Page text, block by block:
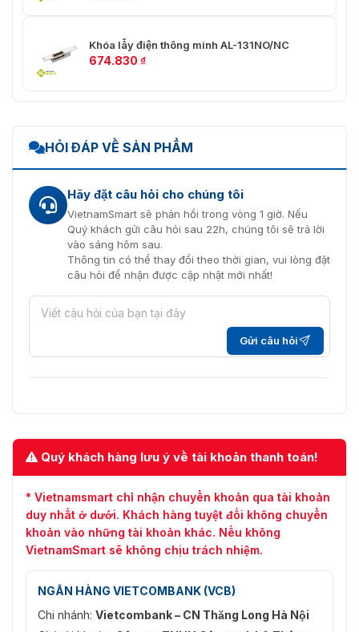
Khóa lẫy điện thông minh AL-131NO/NC
674.830 ₫
HỎI ĐÁP VỀ SẢN PHẨM
Hãy đặt câu hỏi cho chúng tôi
VietnamSmart sẽ phản hồi trong vòng 1 giờ. Nếu
Quý khách gửi câu hỏi sau 22h, chúng tôi sẽ trả lời
vào sáng hôm sau.
Thông tin có thể thay đổi theo thời gian, vui lòng đặt
câu hỏi để nhận được cập nhật mới nhất!
Gửi câu hỏi
Quý khách hàng lưu ý về tài khoản thanh toán!
* Vietnamsmart chỉ nhận chuyển khoản qua tài khoản
duy nhất ở dưới. Khách hàng tuyệt đối không chuyển
khoản vào những tài khoản khác. Nếu không
VietnamSmart sẽ không chịu trách nhiệm.
NGÂN HÀNG VIETCOMBANK (VCB)
Chi nhánh: Vietcombank – CN Thăng Long Hà Nội